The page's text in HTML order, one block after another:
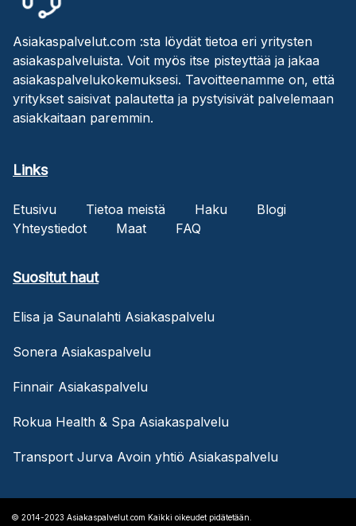
Asiakaspalvelut.com :sta löydät tietoa eri yritysten
asiakaspalveluista. Voit myös itse pisteyttää ja jakaa
asiakaspalvelukokemuksesi. Tavoitteenamme on, että
yritykset saisivat palautetta ja pystyisivät palvelemaan
asiakkaitaan paremmin.
Links
Etusivu Tietoa meistä Haku
Blogi
Yhteystiedot
Maat FAQ
Suositut haut
Elisa ja Saunalahti Asiakaspalvelu
Sonera Asiakaspalvelu
Finnair Asiakaspalvelu
Rokua Health & Spa Asiakaspalvelu
Transport Jurva Avoin yhtiö Asiakaspalvelu
© 2014-2023 Asiakaspalvelut.com Kaikki oikeudet pidätetään.